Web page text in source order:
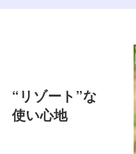
“リゾート”な
使い心地